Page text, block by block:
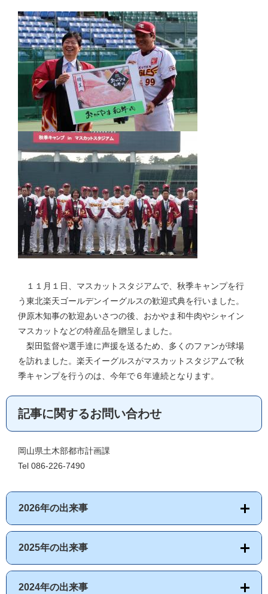
１１月１日、マスカットスタジアムで、秋季キャンプを行
う東北楽天ゴールデンイーグルスの歓迎式典を行いました。
伊原木知事の歓迎あいさつの後、おかやま和牛肉やシャイン
マスカットなどの特産品を贈呈しました。
梨田監督や選手達に声援を送るため、多くのファンが球場
を訪れました。楽天イーグルスがマスカットスタジアムで秋
季キャンプを行うのは、今年で６年連続となります。
記事に関するお問い合わせ
岡山県土木部都市計画課
Tel 086-226-7490
2026年の出来事
2025年の出来事
2024年の出来事